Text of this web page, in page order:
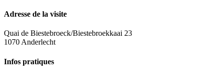
Adresse de la visite
Quai de Biestebroeck/Biestebroekkaai 23
1070 Anderlecht
Infos pratiques